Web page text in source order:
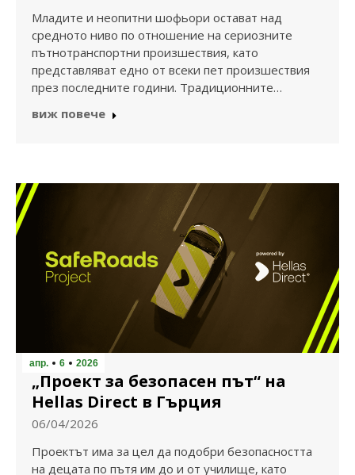
Младите и неопитни шофьори остават над
средното ниво по отношение на сериозните
пътнотранспортни произшествия, като
представляват еднo от всеки пет произшествия
през последните години. Традиционните…
виж повече
апр. 6 2026
„Проект за безопасен път“ на
Hellas Direct в Гърция
06/04/2026
Проектът има за цел да подобри безопасността
на децата по пътя им до и от училище, като